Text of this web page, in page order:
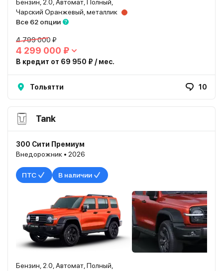
Бензин, 2.0, Автомат, Полный,
Чарский Оранжевый, металлик
Все 62 опции
4 799 000 ₽
4 299 000 ₽
В кредит от 69 950 ₽ / мес.
Тольятти 10
Tank
300 Сити Премиум
Внедорожник • 2026
ПТС В наличии
Бензин, 2.0, Автомат, Полный,